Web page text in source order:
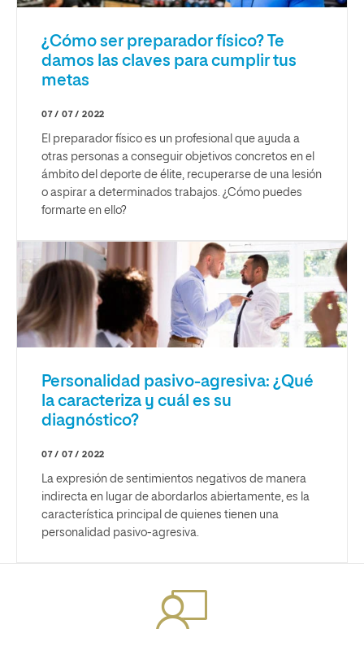
¿Cómo ser preparador físico? Te
damos las claves para cumplir tus
metas
07 / 07 / 2022
El preparador físico es un profesional que ayuda a
otras personas a conseguir objetivos concretos en el
ámbito del deporte de élite, recuperarse de una lesión
o aspirar a determinados trabajos. ¿Cómo puedes
formarte en ello?
Personalidad pasivo-agresiva: ¿Qué
la caracteriza y cuál es su
diagnóstico?
07 / 07 / 2022
La expresión de sentimientos negativos de manera
indirecta en lugar de abordarlos abiertamente, es la
característica principal de quienes tienen una
personalidad pasivo-agresiva.